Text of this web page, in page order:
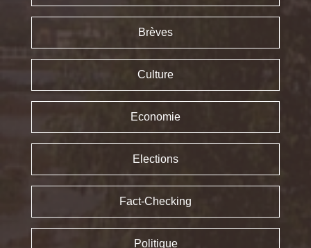
Brèves
Culture
Economie
Elections
Fact-Checking
Politique